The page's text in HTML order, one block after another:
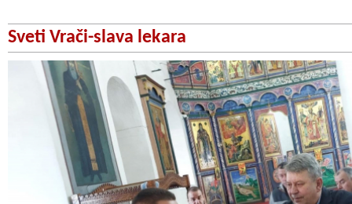
Sveti Vrači-slava lekara